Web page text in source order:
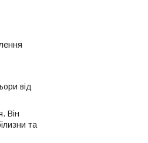
від
Він
та